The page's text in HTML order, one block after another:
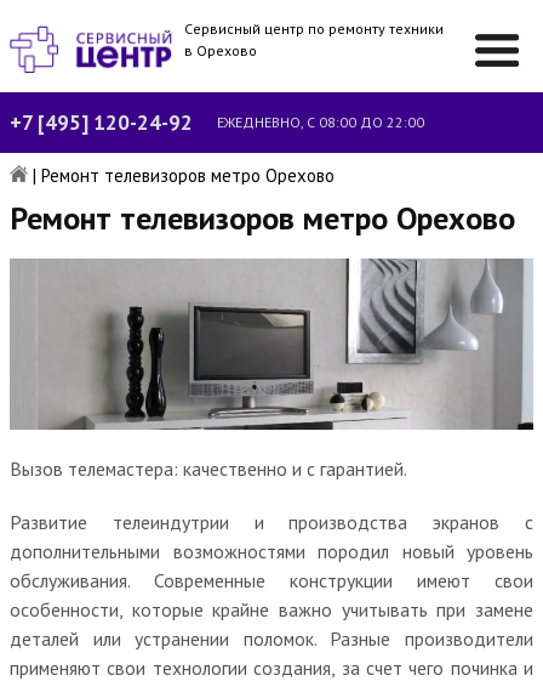
Сервисный центр по ремонту техники
в Орехово
+7 [495] 120-24-92 ЕЖЕДНЕВНО, С 08:00 ДО 22:00
| Ремонт телевизоров метро Орехово
Ремонт телевизоров метро Орехово
Вызов телемастера: качественно и с гарантией.
Развитие телеиндутрии и производства экранов с
дополнительными возможностями породил новый уровень
обслуживания. Современные конструкции имеют свои
особенности, которые крайне важно учитывать при замене
деталей или устранении поломок. Разные производители
применяют свои технологии создания, за счет чего починка и